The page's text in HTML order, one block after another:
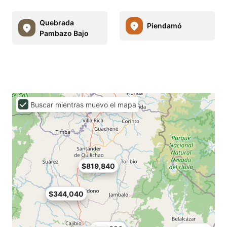
Quebrada
Pambazo Bajo
Piendamó
$344,040
$819,840
Buscar mientras muevo el mapa